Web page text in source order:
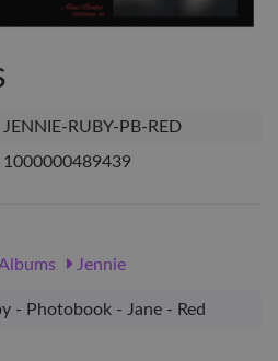
JENNIE-RUBY-PB-RED
1000000489439
Jennie
- Photobook - Jane - Red